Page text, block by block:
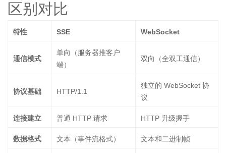
区别对比
特性 SSE WebSocket
通信模式
单向（服务器推客户
端）
双向（全双工通信）
协议基础 HTTP/1.1
独立的 WebSocket 协
议
连接建立 普通 HTTP 请求 HTTP 升级握手
数据格式 文本（事件流格式） 文本和二进制帧